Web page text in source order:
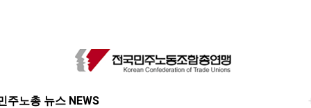
주노총 뉴스 NEWS